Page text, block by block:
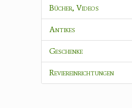
Bücher, Videos
Antikes
Geschenke
Reviereinrichtungen